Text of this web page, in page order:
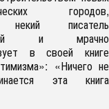
городов,
некий писатель
и мрачно
в своей книге
«Ничего не
эта книга